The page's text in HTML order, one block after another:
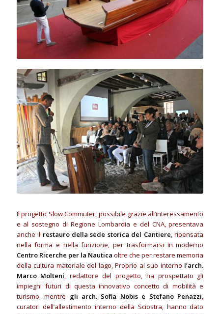
Il progetto Slow Commuter, possibile grazie all’interessamento
e al sostegno di Regione Lombardia e del CNA, presentava
anche il restauro della sede storica del Cantiere, ripensata
nella forma e nella funzione, per trasformarsi in moderno
Centro Ricerche per la Nautica oltre che per restare memoria
della cultura materiale del lago, Proprio al suo interno l’arch.
Marco Molteni, redattore del progetto, ha prospettato gli
impieghi futuri di questa innovativo concetto di mobilità e
turismo, mentre gli arch. Sofia Nobis e Stefano Penazzi,
curatori dell’allestimento interno della Sciostra, hanno dato